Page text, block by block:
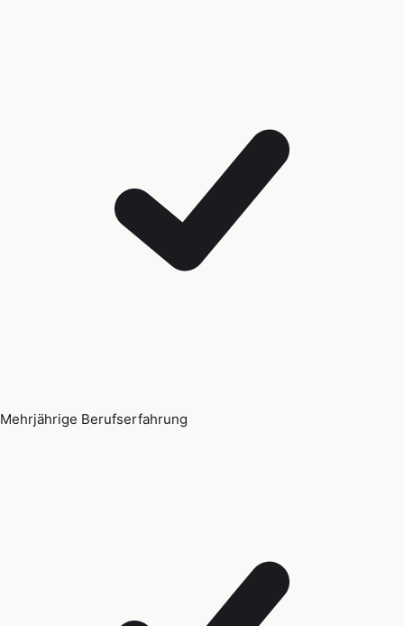
Mehrjährige Berufserfahrung